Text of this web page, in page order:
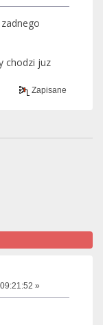
chodzi juz
Zapisane
»